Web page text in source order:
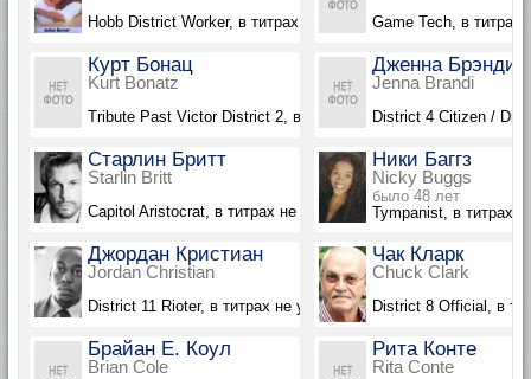
Hobb District Worker, в титрах не указан Game Tech, в титрах
Курт Бонац
Kurt Bonatz
Tribute Past Victor District 2, в титрах не указан
Дженна Брэнди
Jenna Brandi
District 4 Citizen /
Старлин Бритт
Starlin Britt
Capitol Aristocrat, в титрах не указан
Ники Баггз
Nicky Buggs
было 48 лет
Tympanist, в титрах
Джордан Кристиан
Jordan Christian
District 11 Rioter, в титрах не указан
Чак Кларк
Chuck Clark
District 8 Official, в
Брайан Е. Коул
Brian Cole
Рита Конте
Rita Conte